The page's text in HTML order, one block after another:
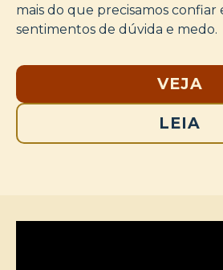
mais do que precisamos confiar
sentimentos de dúvida e medo.
VEJA
LEIA